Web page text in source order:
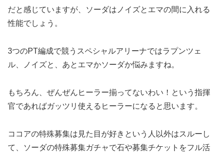
だと感じていますが、ソーダはノイズとエマの間に入れる
性能でしょう。
3つのPT編成で競うスペシャルアリーナではラプンツェ
ル、ノイズと、あとエマかソーダか悩みますね。
もちろん、ぜんぜんヒーラー揃ってないわい！という指揮
官であればガッツリ使えるヒーラーになると思います。
ココアの特殊募集は見た目が好きという人以外はスルーし
て、ソーダの特殊募集ガチャで石や募集チケットをフル活